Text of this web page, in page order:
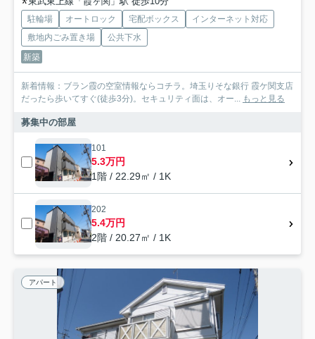
駐輪場 オートロック 宅配ボックス
インターネット対応
敷地内ごみ置き場
公共下水
新築
新着情報：ブラン霞の空室情報ならコチラ。埼玉りそな銀行 霞ケ関支店
だったら歩いてすぐ(徒歩3分)。セキュリティ面は、オー... もっと見る
募集中の部屋
101
5.3万円
1階 / 22.29㎡ / 1K
202
5.4万円
2階 / 20.27㎡ / 1K
アパート